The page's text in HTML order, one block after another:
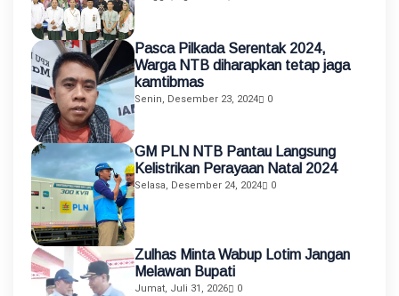
Pasca Pilkada Serentak 2024,
Warga NTB diharapkan tetap jaga
kamtibmas
Senin, Desember 23, 2024 0
GM PLN NTB Pantau Langsung
Kelistrikan Perayaan Natal 2024
Selasa, Desember 24, 2024 0
Zulhas Minta Wabup Lotim Jangan
Melawan Bupati
Jumat, Juli 31, 2026 0